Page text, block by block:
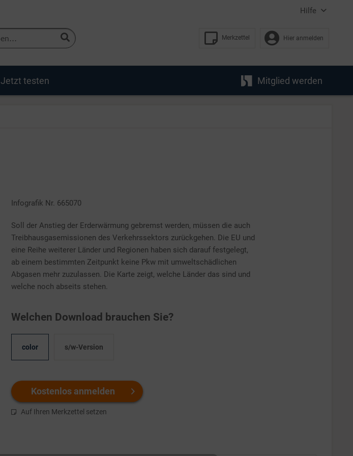
Hilfe
Merkzettel Hier anmelden
Jetzt testen Mitglied werden
Infografik Nr. 665070
Soll der Anstieg der Erderwärmung gebremst werden, müssen die auch
Treibhausgasemissionen des Verkehrssektors zurückgehen. Die EU und
eine Reihe weiterer Länder und Regionen haben sich darauf festgelegt,
ab einem bestimmten Zeitpunkt keine Pkw mit umweltschädlichen
Abgasen mehr zuzulassen. Die Karte zeigt, welche Länder das sind und
welche noch abseits stehen.
Welchen Download brauchen Sie?
color s/w-Version
Kostenlos anmelden
Auf Ihren Merkzettel setzen